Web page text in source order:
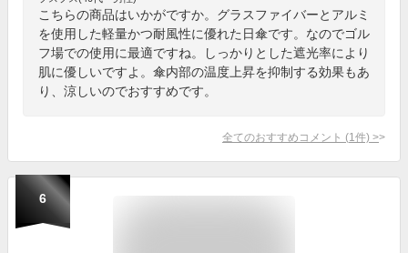
こちらの商品はいかがですか。グラスファイバーとアルミ
を使用した軽量かつ耐風性に優れた日傘です。なのでゴル
フ場での使用に最適ですね。しっかりとした遮光率により
肌に優しいですよ。傘内部の温度上昇を抑制する効果もあ
り、涼しいのでおすすめです。
全てのおすすめコメント (1 件) >
6